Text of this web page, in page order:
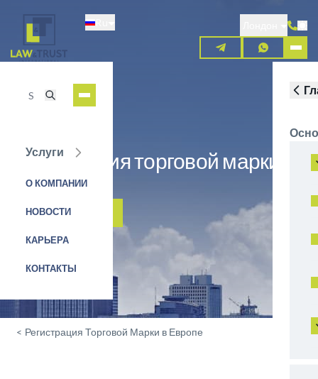
основному
содержанию
Услуги
О КОМПАНИИ
НОВОСТИ
КАРЬЕРА
КОНТАКТЫ
Регистрация торговой марки в
Боснии
ЗАЯВКА НА УСЛУГУ
< Регистрация Торговой Марки в Европе